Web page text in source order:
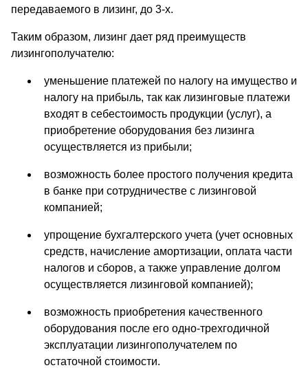
передаваемого в лизинг, до 3-х.
Таким образом, лизинг дает ряд преимуществ
лизингополучателю:
уменьшение платежей по налогу на имущество и
налогу на прибыль, так как лизинговые платежи
входят в себестоимость продукции (услуг), а
приобретение оборудования без лизинга
осуществляется из прибыли;
возможность более простого получения кредита
в банке при сотрудничестве с лизинговой
компанией;
упрощение бухгалтерского учета (учет основных
средств, начисление амортизации, оплата части
налогов и сборов, а также управление долгом
осуществляется лизинговой компанией);
возможность приобретения качественного
оборудования после его одно-трехгодичной
эксплуатации лизингополучателем по
остаточной стоимости.